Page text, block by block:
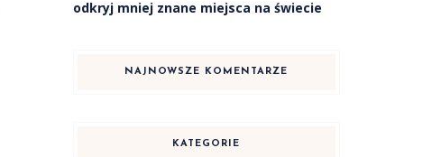
odkryj mniej znane miejsca na świecie
NAJNOWSZE KOMENTARZE
KATEGORIE